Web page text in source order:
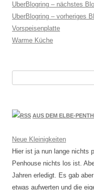
UberBlogring – nächstes
UberBlogring – vorheriges
Vorspeisenplatte
Warme Küche
AUS DEM ELBE-
Neue Kleinigkeiten
Hier ist ja nun lange nichts
Penhouse nichts los ist.
Jahren erledigt. Es gab
etwas aufwerten und die